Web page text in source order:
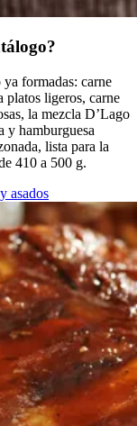
formadas: carne
platos ligeros, carne
la mezcla D’Lago
y hamburguesa
lista para la
410 a 500 g.
asados